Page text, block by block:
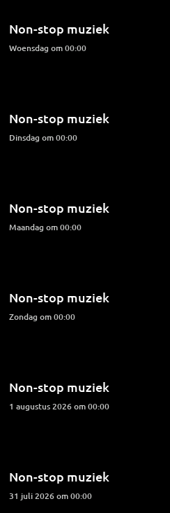
Non-stop muziek
woensdag om 00:00
Non-stop muziek
dinsdag om 00:00
Non-stop muziek
maandag om 00:00
Non-stop muziek
zondag om 00:00
Non-stop muziek
1 augustus 2026 om 00:00
Non-stop muziek
31 juli 2026 om 00:00